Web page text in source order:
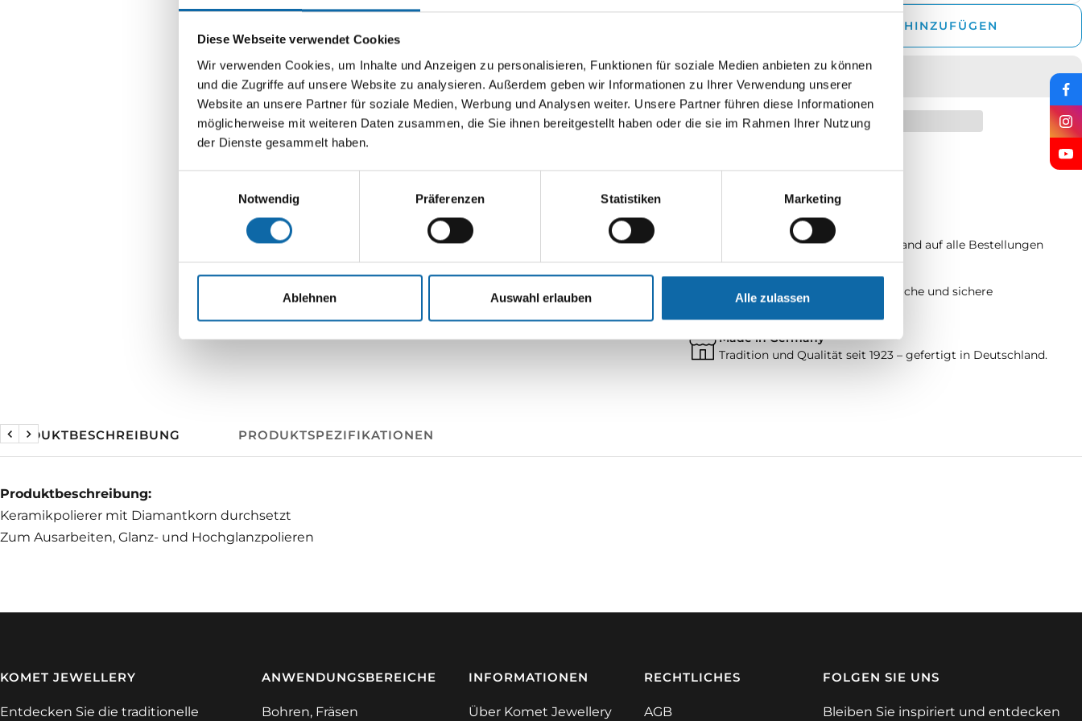
Diese Webseite verwendet Cookies
Wir verwenden Cookies, um Inhalte und Anzeigen zu personalisieren, Funktionen für soziale Medien anbieten zu können
und die Zugriffe auf unsere Website zu analysieren. Außerdem geben wir Informationen zu Ihrer Verwendung unserer
Website an unsere Partner für soziale Medien, Werbung und Analysen weiter. Unsere Partner führen diese Informationen
möglicherweise mit weiteren Daten zusammen, die Sie ihnen bereitgestellt haben oder die sie im Rahmen Ihrer Nutzung
der Dienste gesammelt haben.
Notwendig
Präferenzen Statistiken Marketing
Ablehnen Auswahl erlauben Alle zulassen
verringern
ZUM WARENKORB HINZUFÜGEN
Schneller Versand
Schneller und zuverlässiger Versand auf alle Bestellungen
Sichere Bezahlung
Ihre Daten sind geschützt – einfache und sichere
Made in Germany
Tradition und Qualität seit 1923 – gefertigt in Deutschland.
PRODUKTBESCHREIBUNG PRODUKTSPEZIFIKATIONEN
Zurück
Weiter
Produktbeschreibung:
Keramikpolierer mit Diamantkorn durchsetzt
Zum Ausarbeiten, Glanz- und Hochglanzpolieren
KOMET JEWELLERY
Entdecken Sie die traditionelle
ANWENDUNGSBEREICHE
Bohren, Fräsen
INFORMATIONEN
Über Komet Jewellery
RECHTLICHES
AGB
FOLGEN SIE UNS
Bleiben Sie inspiriert und entdecken